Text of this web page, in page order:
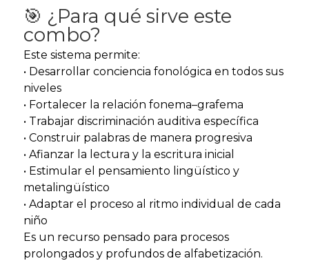
🎯 ¿Para qué sirve este
combo?
Este sistema permite:
• Desarrollar conciencia fonológica en todos sus
niveles
• Fortalecer la relación fonema–grafema
• Trabajar discriminación auditiva específica
• Construir palabras de manera progresiva
• Afianzar la lectura y la escritura inicial
• Estimular el pensamiento lingüístico y
metalingüístico
• Adaptar el proceso al ritmo individual de cada
niño
Es un recurso pensado para procesos
prolongados y profundos de alfabetización.